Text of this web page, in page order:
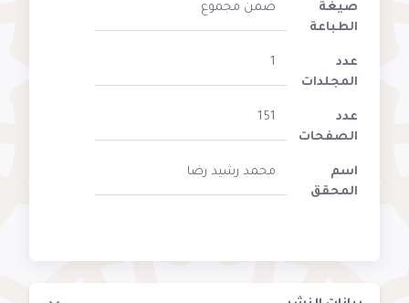
صيغة
الطباعة
ضمن مجموع
عدد
المجلدات
1
عدد
الصفحات
151
اسم
المحقق
محمد رشيد رضا